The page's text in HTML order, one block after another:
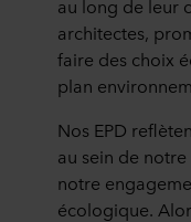
au long de leur
architectes,
faire des choix
plan
Nos EPD
au sein de
notre
écologique.